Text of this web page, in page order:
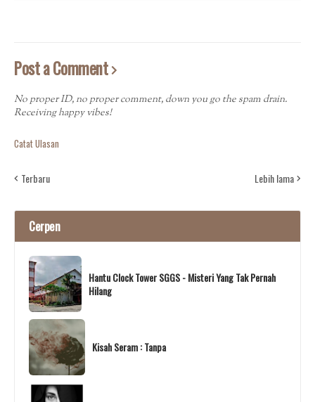
Post a Comment
No proper ID, no proper comment, down you go the spam drain.
Receiving happy vibes!
Catat Ulasan
Terbaru Lebih lama
Cerpen
Hantu Clock Tower SGGS - Misteri Yang Tak Pernah
Hilang
Kisah Seram : Tanpa